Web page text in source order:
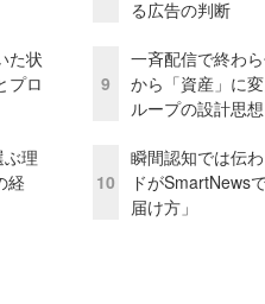
た状
プロ
ぶ理
経
る広告の判断
9
一斉配信で終わ
から「資産」に
ループの設計思想
10
瞬間認知では伝
ドがSmartNews
届け方」